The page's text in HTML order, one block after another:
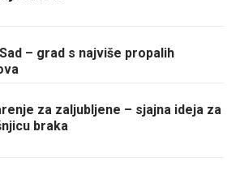
– grad s najviše propalih
za zaljubljene – sjajna ideja za
braka